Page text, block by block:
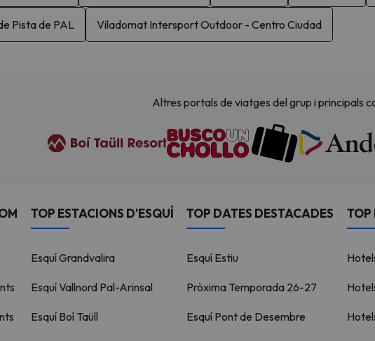
Pista de PAL Viladomat Intersport Outdoor - Centro Ciudad
Altres portals de viatges del grup i principals
TOP ESTACIONS D'ESQUÍ
Esquí Grandvalira
Esquí Vallnord Pal-Arinsal
Esquí Boí Taüll
TOP DATES DESTACADES
Esquí Estiu
Pròxima Temporada 26-27
Esquí Pont de Desembre
TOP